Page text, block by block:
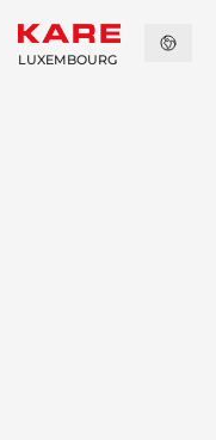
LUXEMBOURG